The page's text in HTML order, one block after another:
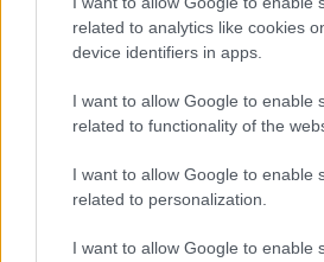
related to analytics like cookies
device identifiers in apps.
I want to allow Google to enable
related to functionality of the
I want to allow Google to enable
related to personalization.
I want to allow Google to enable